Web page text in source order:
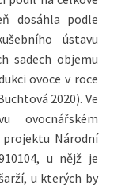
dosáhla podle
ústavu
sadech objemu
ovoce v roce
2020). Ve
ovocnářském
projektu Národní
u nějž je
u kterých by